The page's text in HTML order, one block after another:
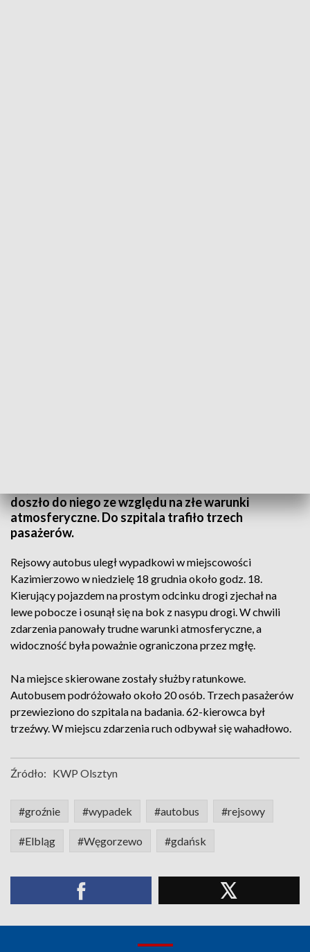
doszło do niego ze względu na złe warunki
atmosferyczne. Do szpitala trafiło trzech
pasażerów.
Rejsowy autobus uległ wypadkowi w miejscowości
Kazimierzowo w niedzielę 18 grudnia około godz. 18.
Kierujący pojazdem na prostym odcinku drogi zjechał na
lewe pobocze i osunął się na bok z nasypu drogi. W chwili
zdarzenia panowały trudne warunki atmosferyczne, a
widoczność była poważnie ograniczona przez mgłę.
Na miejsce skierowane zostały służby ratunkowe.
Autobusem podróżowało około 20 osób. Trzech pasażerów
przewieziono do szpitala na badania. 62-kierowca był
trzeźwy. W miejscu zdarzenia ruch odbywał się wahadłowo.
Źródło: KWP Olsztyn
#groźnie #wypadek #autobus #rejsowy
#Elbląg #Węgorzewo #gdańsk